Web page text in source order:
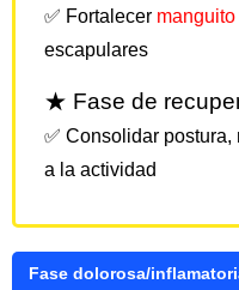
✅ Fortalecer
escapulares
★ Fase de
✅ Consolidar
a la actividad
Fase dolorosa/